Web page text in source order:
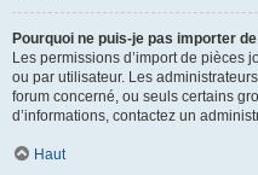
Pourquoi ne puis-je pas importer
Les permissions d’import de pièces
ou par utilisateur. Les
forum concerné, ou seuls certains
d’informations, contactez un
Haut